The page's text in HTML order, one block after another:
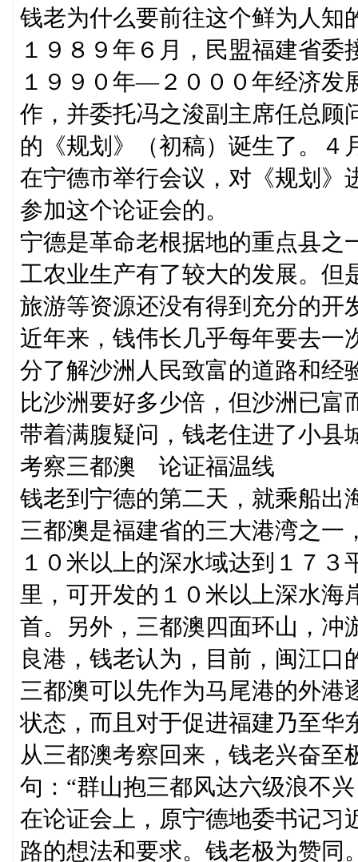
钱老为什么要前往这个鲜为人知
１９８９年６月，民盟福建省
１９９０年—２０００年经济发
作，并委托冯之浚副主席任总顾
的《规划》（初稿）诞生了。４
在宁德市举行会议，对《规划》
参加这个论证会的。
宁德是革命老根据地的重点县之
工农业生产有了较大的发展。但
旅游等资源还没有得到充分的开
近年来，钱伟长几乎每年要去一
分了解沙洲人民致富的道路和经
比沙洲要好多少倍，但沙洲已富
带着满腹疑问，钱老住进了小县
考察三都澳 论证福温线
钱老到宁德的第二天，就乘船出
三都澳是福建省的三大港湾之一
１０米以上的深水域达到１７
里，可开发的１０米以上深水海
首。另外，三都澳四面环山，冲
良港，钱老认为，目前，闽江
三都澳可以先作为马尾港的外港
状态，而且对于促进福建乃至华
从三都澳考察回来，钱老兴奋至
句：“群山抱三都风达六级浪不
在论证会上，原宁德地委书记习
路的想法和要求。钱老极为赞同